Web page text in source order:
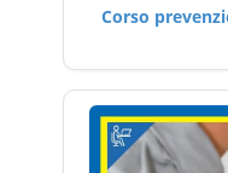
Corso